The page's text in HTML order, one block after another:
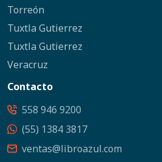
Torreón
Tuxtla Gutierrez
Tuxtla Gutierrez
Veracruz
Contacto
558 946 9200
(55) 1384 3817
ventas@libroazul.com